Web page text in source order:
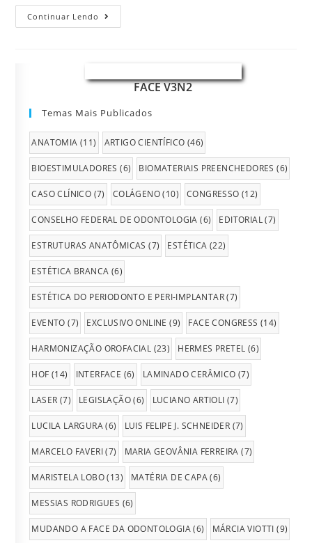
Continuar Lendo
FACE V3N2
Temas Mais Publicados
ANATOMIA (11) ARTIGO CIENTÍFICO (46)
BIOESTIMULADORES (6) BIOMATERIAIS PREENCHEDORES (6)
CASO CLÍNICO (7) COLÁGENO(10) CONGRESSO (12)
CONSELHO FEDERAL DE ODONTOLOGIA (6) EDITORIAL(7)
ESTRUTURAS ANATÔMICAS (7) ESTÉTICA (22)
ESTÉTICA BRANCA (6)
ESTÉTICA DO PERIODONTO E PERI-IMPLANTAR(7)
EVENTO (7) EXCLUSIVO ONLINE (9) FACE CONGRESS (14)
HARMONIZAÇÃO OROFACIAL (23) HERMES PRETEL (6)
HOF (14) INTERFACE (6) LAMINADO CERÂMICO (7)
LASER (7) LEGISLAÇÃO(6) LUCIANO ARTIOLI (7)
LUCILA LARGURA(6) LUIS FELIPE J. SCHNEIDER (7)
MARCELO FAVERI(7) MARIA GEOVÂNIA FERREIRA (7)
MARISTELA LOBO(13) MATÉRIA DE CAPA(6)
MESSIAS RODRIGUES (6)
MUDANDO A FACE DA ODONTOLOGIA(6) MÁRCIA VIOTTI (9)